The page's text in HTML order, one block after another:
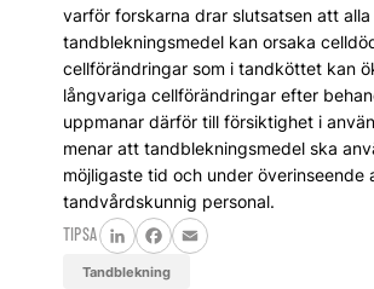
varför forskarna drar slutsatsen att
tandblekningsmedel kan orsaka
cellförändringar som i tandköttet kan
långvariga cellförändringar efter
uppmanar därför till försiktighet i
menar att tandblekningsmedel ska
möjligaste tid och under överinseende
tandvårdskunnig personal.
TIPSA
LinkedInFacebook
Email
tandblekning